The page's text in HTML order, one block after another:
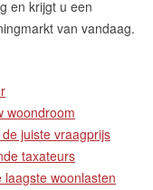
en krijgt u een
van vandaag.
woondroom
juiste vraagprijs
taxateurs
woonlasten